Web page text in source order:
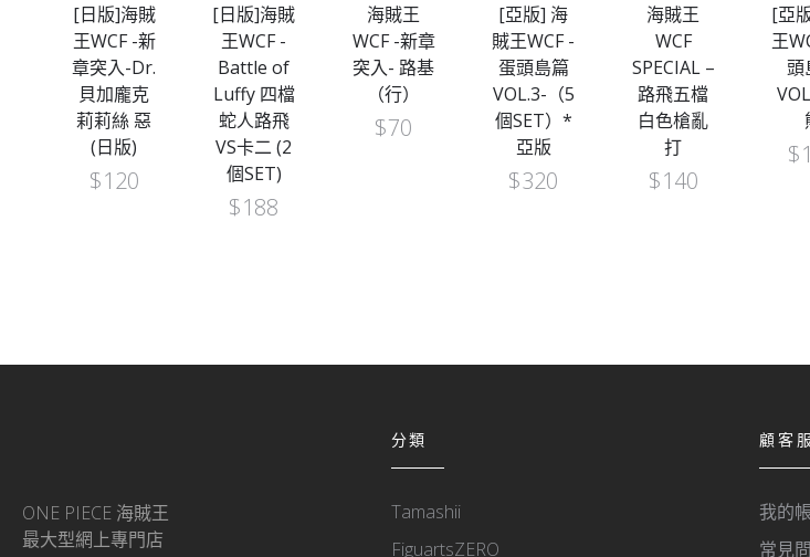
[日版]海賊
王WCF -新
章突入-Dr.
貝加龐克
莉莉絲 惡
(日版)
$120
[日版]海賊
王WCF -
Battle of
Luffy 四檔
蛇人路飛
VS卡二 (2
個SET)
$188
海賊王
WCF -新章
突入- 路基
（行）
$70
[亞版] 海
賊王WCF -
蛋頭島篇
VOL.3-（5
個SET）*
亞版
$320
海賊王
WCF
SPECIAL –
路飛五檔
白色槍亂
打
$140
[亞
王
頭
$
ONE PIECE 海賊王
最大型網上專門店
分類
Tamashii
FiguartsZERO
顧客
我的
常見